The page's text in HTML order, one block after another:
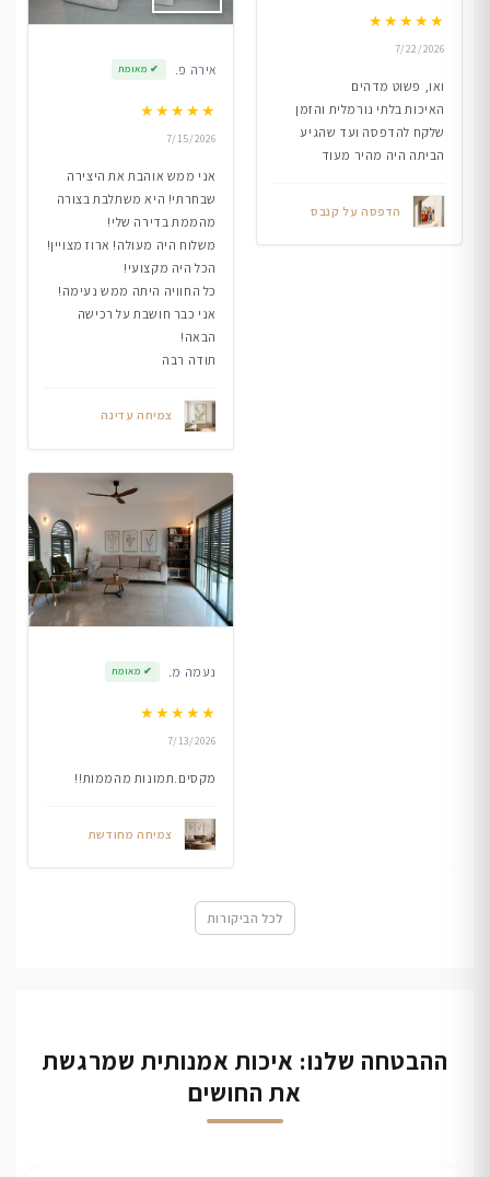
★★★★★
7/22/2026
ואו, פשוט מדהים
האיכות בלתי נורמלית והזמן
שלקח להדפסה ועד שהגיע
הביתה היה מהיר מעוד
הדפסה על קנבס
אירה פ. ✔ מאומת
★★★★★
7/15/2026
אני ממש אוהבת את היצירה
שבחרתי! היא משתלבת בצורה
מהממת בדירה שלי!
משלוח היה מעולה! ארוז מצויין!
הכל היה מקצועי!
כל החוויה היתה ממש נעימה!
אני כבר חושבת על רכישה
הבאה!
תודה רבה
צמיחה עדינה
נעמה מ. ✔ מאומת
★★★★★
7/13/2026
מקסים.תמונות מהממות!!
צמיחה מחודשת
לכל הביקורות
ההבטחה שלנו: איכות אמנותית שמרגשת
את החושים